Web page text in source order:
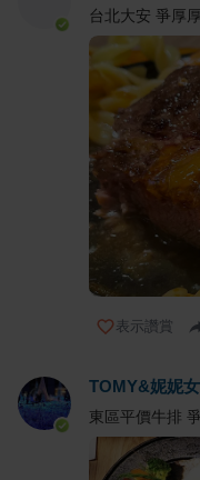
台北大安 爭厚
表示讚賞
TOMY&妮妮
東區平價牛排